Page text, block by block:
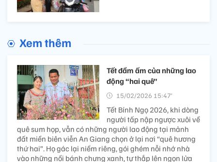
Xem thêm
Tết đầm ấm của những lao
động “hai quê”
15/02/2026 15:47’
Tết Bính Ngọ 2026, khi dòng
người tấp nập ngược xuôi về
quê sum họp, vẫn có những người lao động tại mảnh
đất miền biên viễn An Giang chọn ở lại nơi “quê hương
thứ hai”. Họ gác lại niềm riêng, gói ghém nỗi nhớ nhà
vào những nồi bánh chưng xanh, tự thắp lên ngọn lửa